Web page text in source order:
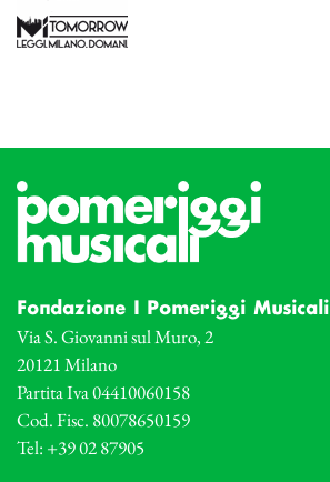
Fondazione I Pomeriggi Musicali
Via S. Giovanni sul Muro, 2
20121 Milano
Partita Iva 04410060158
Cod. Fisc. 80078650159
Tel: +39 02 87905